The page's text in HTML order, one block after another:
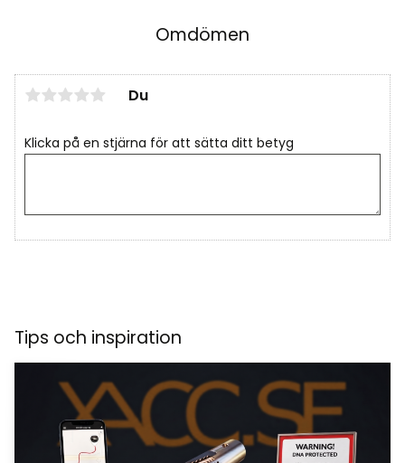
Omdömen
Du
Klicka på en stjärna för att sätta ditt betyg
Tips och inspiration